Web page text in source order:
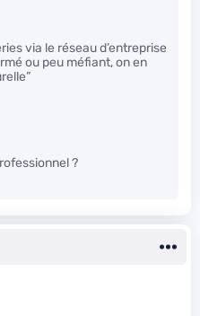
via le réseau d’entreprise
ou peu méfiant, on en
?